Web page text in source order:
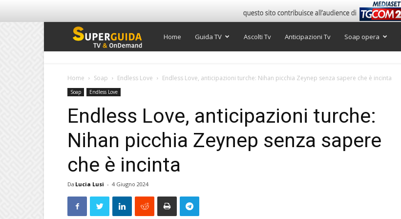
Super
Home Guida TV Ascolti Tv Anticipazioni Tv Soap opera
Home Soap Endless Love Endless Love, anticipazioni turche: Nihan picchia Zeynep senza sapere che è incinta
Soap Endless Love
Endless Love, anticipazioni turche:
Nihan picchia Zeynep senza sapere
che è incinta
Da Lucia Lusi - 4 Giugno 2024